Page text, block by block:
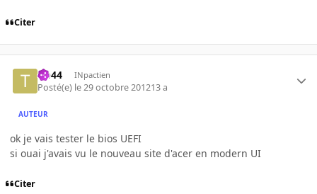
Citer
tib44 INpactien
Posté(e) le 29 octobre 201213 a
AUTEUR
ok je vais tester le bios UEFI
si ouai j'avais vu le nouveau site d'acer en modern UI
Citer